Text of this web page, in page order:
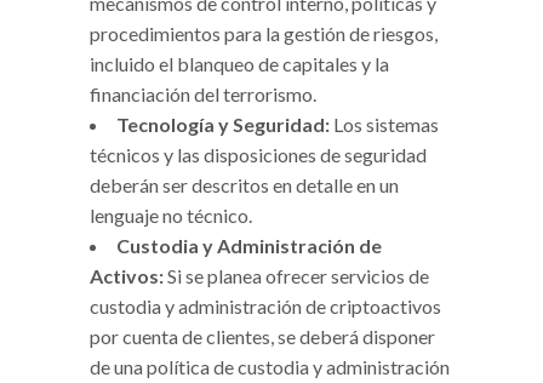
procedimientos para la gestión de riesgos,
incluido el blanqueo de capitales y la
financiación del terrorismo.
Tecnología y Seguridad: Los sistemas
técnicos y las disposiciones de seguridad
deberán ser descritos en detalle en un
lenguaje no técnico.
Custodia y Administración de
Activos:Si se planea ofrecer servicios de
custodia y administración de criptoactivos
por cuenta de clientes, se deberá disponer
de una política de custodia y administración